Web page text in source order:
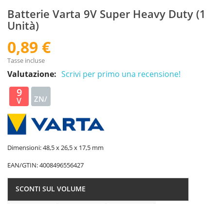
Batterie Varta 9V Super Heavy Duty (1
Unità)
0,89 €
Tasse incluse
Valutazione: Scrivi per primo una recensione!
9
V
ZN/
CA
Dimensioni: 48,5 x 26,5 x 17,5 mm
EAN/GTIN:4008496556427
SCONTI SUL VOLUME